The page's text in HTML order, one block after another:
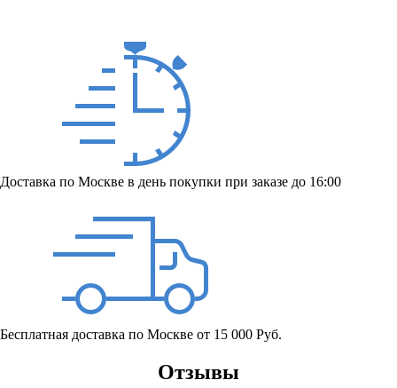
Доставка по Москве в день покупки при заказе до 16:00
Бесплатная доставка по Москве от 15 000 Руб.
Отзывы